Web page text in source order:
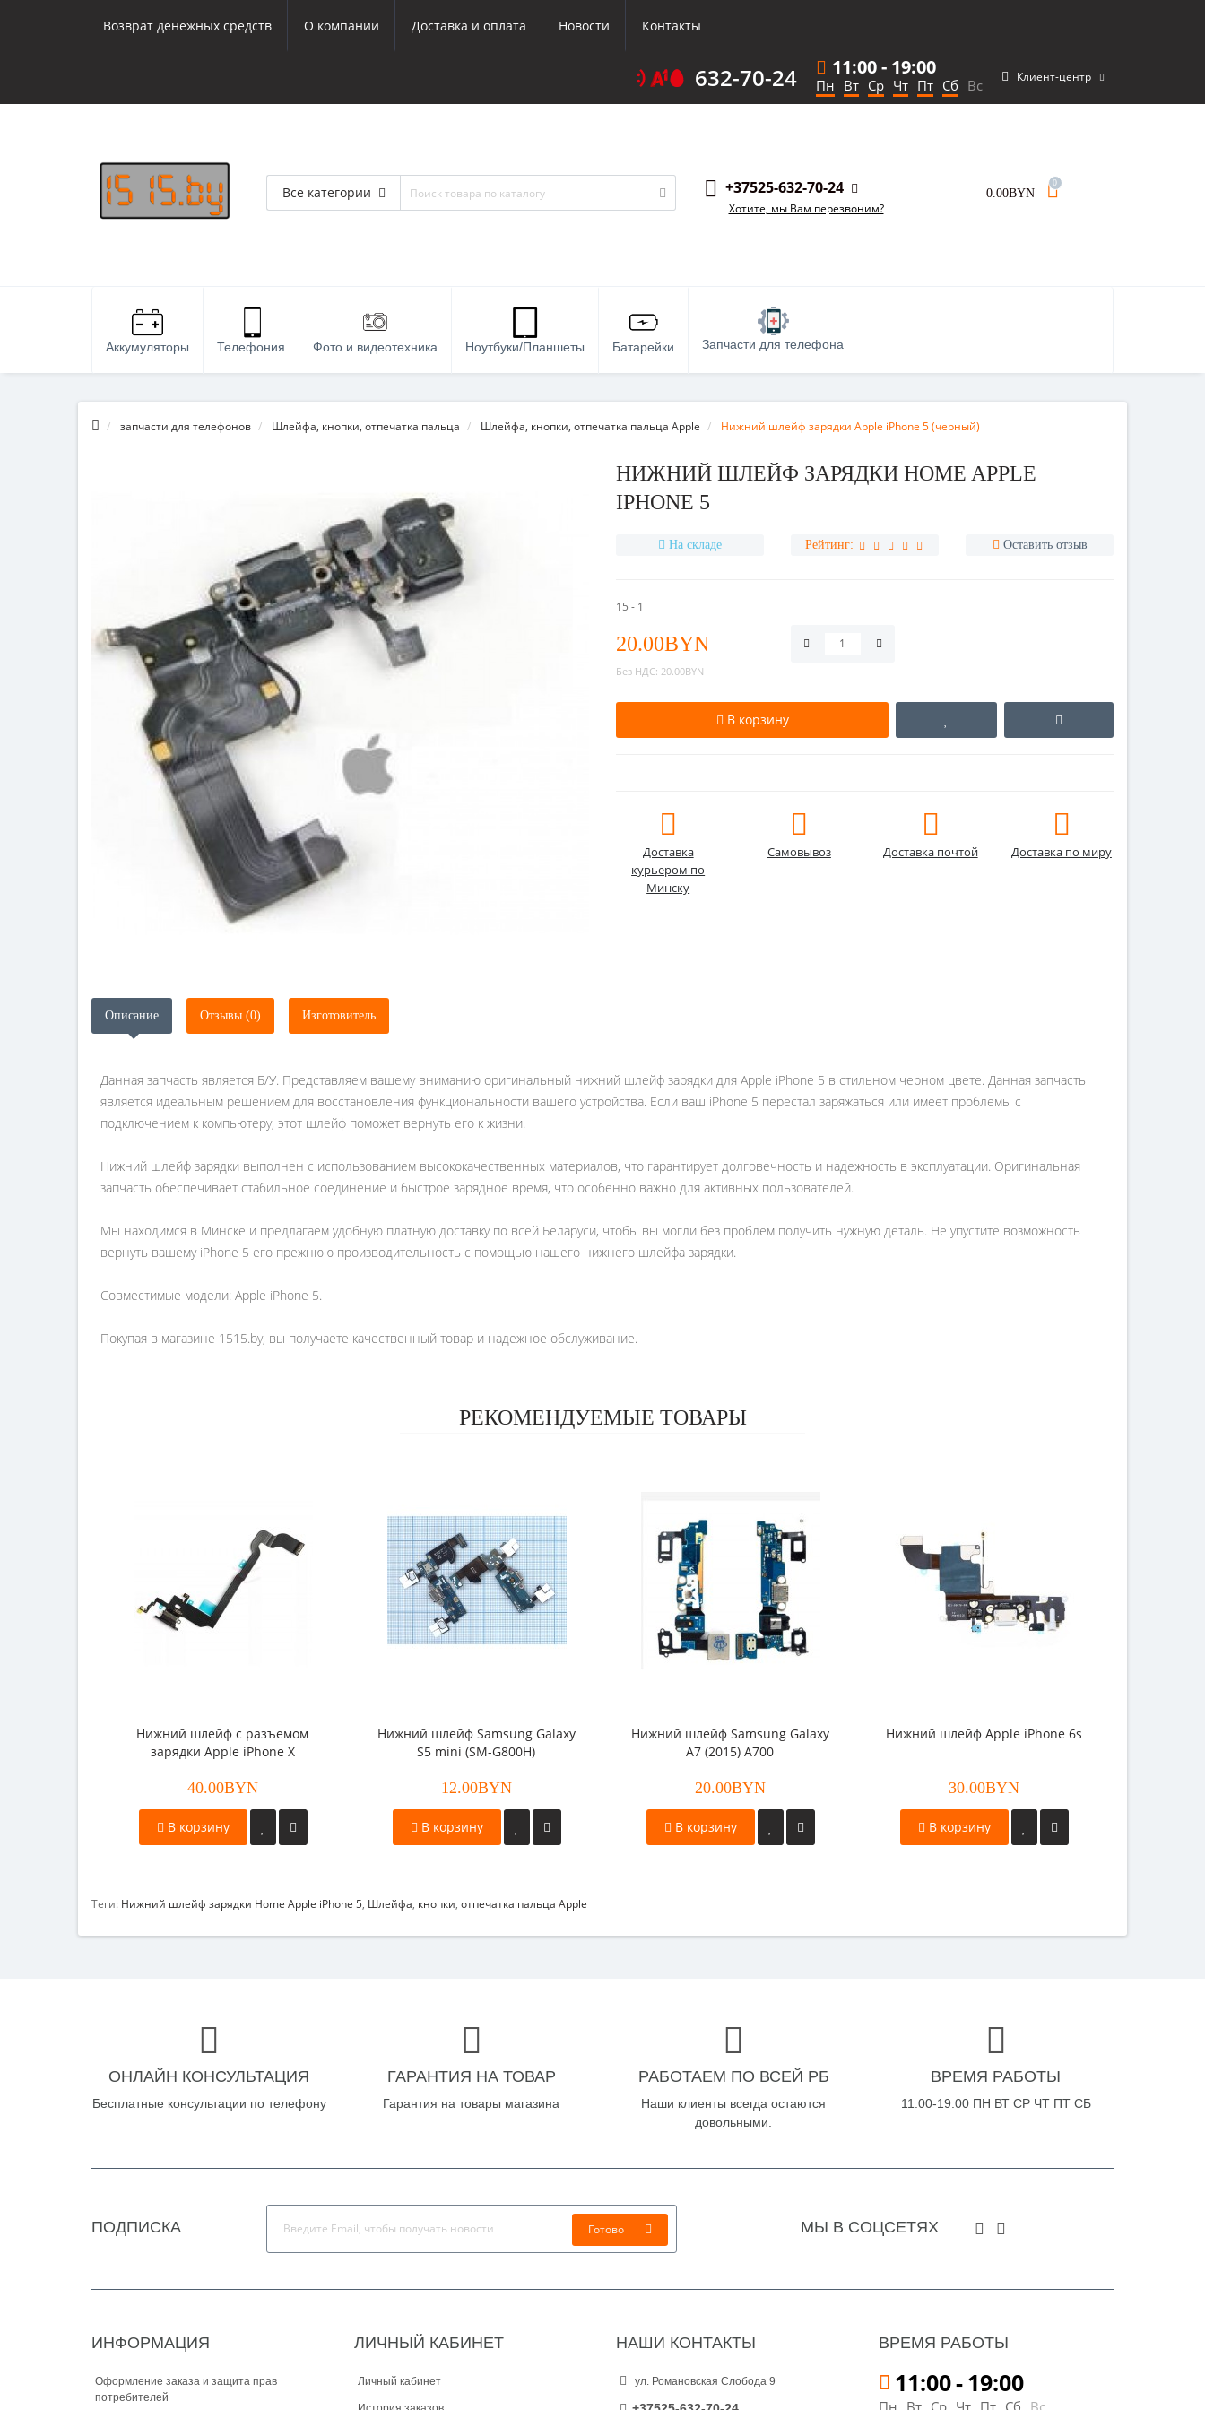
Возврат денежных средств О компании Доставка и оплата Новости Контакты
632-70-24 11:00- 19:00
Пн Вт Ср Чт Пт Сб Вс Клиент-центр
Все категории +37525-632-70-24
Хотите, мы Вам перезвоним?
0.00BYN
0
Аккумуляторы Телефония Фото и видеотехника Ноутбуки/Планшеты Батарейки Запчасти для телефона
запчасти для телефонов Шлейфа, кнопки, отпечатка пальца Шлейфа, кнопки, отпечатка пальца Apple Нижний шлейф зарядки Apple iPhone 5 (черный)
НИЖНИЙ ШЛЕЙФ ЗАРЯДКИ HOME APPLE
IPHONE 5
На складе Рейтинг: Оставить отзыв
15 - 1
20.00BYN
Без НДС: 20.00BYN
В корзину
Доставка
курьером по
Минску
Самовывоз Доставка почтой Доставка по миру
Описание Отзывы (0) Изготовитель
Данная запчасть является Б/У. Представляем вашему вниманию оригинальный нижний шлейф зарядки для Apple iPhone 5 в стильном черном цвете. Данная запчасть
является идеальным решением для восстановления функциональности вашего устройства. Если ваш iPhone 5 перестал заряжаться или имеет проблемы с
подключением к компьютеру, этот шлейф поможет вернуть его к жизни.
Нижний шлейф зарядки выполнен с использованием высококачественных материалов, что гарантирует долговечность и надежность в эксплуатации. Оригинальная
запчасть обеспечивает стабильное соединение и быстрое зарядное время, что особенно важно для активных пользователей.
Мы находимся в Минске и предлагаем удобную платную доставку по всей Беларуси, чтобы вы могли без проблем получить нужную деталь. Не упустите возможность
вернуть вашему iPhone 5 его прежнюю производительность с помощью нашего нижнего шлейфа зарядки.
Совместимые модели: Apple iPhone 5.
Покупая в магазине 1515.by, вы получаете качественный товар и надежное обслуживание.
РЕКОМЕНДУЕМЫЕ ТОВАРЫ
Нижний шлейф с разъемом
зарядки Apple iPhone X
40.00BYN
В корзину
Нижний шлейф Samsung Galaxy
S5 mini (SM-G800H)
12.00BYN
В корзину
Нижний шлейф Samsung Galaxy
A7 (2015) A700
20.00BYN
В корзину
Нижний шлейф Apple iPhone 6s
30.00BYN
В корзину
Теги: Нижний шлейф зарядки Home Apple iPhone 5, Шлейфа, кнопки, отпечатка пальца Apple
ОНЛАЙН КОНСУЛЬТАЦИЯ
Бесплатные консультации по телефону
ГАРАНТИЯ НА ТОВАР
Гарантия на товары магазина
РАБОТАЕМ ПО ВСЕЙ РБ
Наши клиенты всегда остаются
довольными.
ВРЕМЯ РАБОТЫ
11:00-19:00 ПН ВТ СР ЧТ ПТ СБ
ПОДПИСКА Готово МЫ В СОЦСЕТЯХ
ИНФОРМАЦИЯ
Оформление заказа и защита прав
потребителей
ЛИЧНЫЙ КАБИНЕТ
Личный кабинет
НАШИ КОНТАКТЫ
ул. Романовская Слобода 9
ВРЕМЯ РАБОТЫ
11:00-19:00
Пн Вт Ср Чт Пт Сб Вс